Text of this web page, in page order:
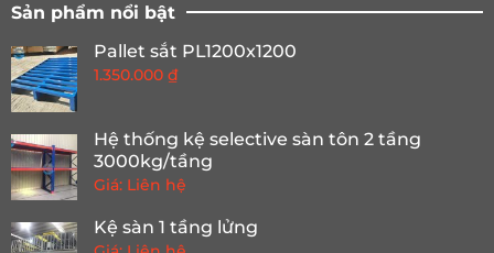
Sản phẩm nổi bật
Pallet sắt PL1200x1200
1.350.000 ₫
Hệ thống kệ selective sàn tôn 2 tầng
3000kg/tầng
Giá: Liên hệ
Kệ sàn 1 tầng lửng